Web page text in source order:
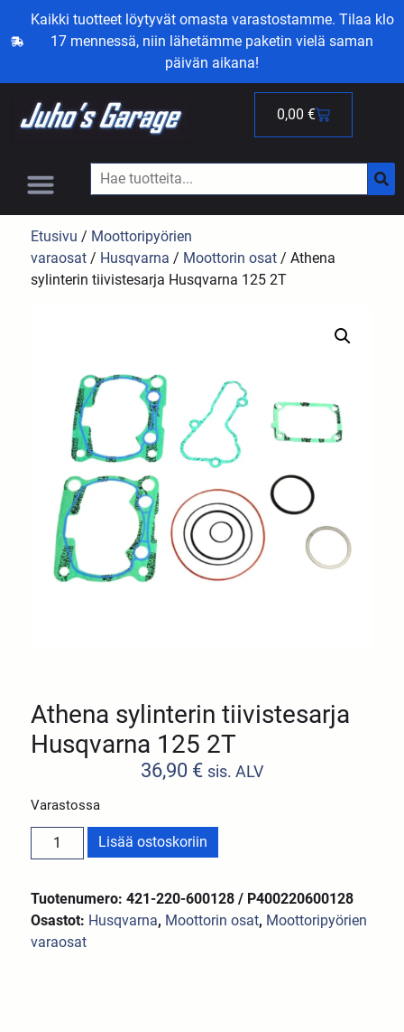
Kaikki tuotteet löytyvät omasta varastostamme. Tilaa klo
17 mennessä, niin lähetämme paketin vielä saman
päivän aikana!
0,00 €
Etusivu / Moottoripyörien
varaosat / Husqvarna / Moottorin osat / Athena
sylinterin tiivistesarja Husqvarna 125 2T
Athena sylinterin tiivistesarja
Husqvarna 125 2T
36,90 € sis. ALV
Varastossa
Lisää ostoskoriin
Tuotenumero: 421-220-600128 / P400220600128
Osastot: Husqvarna, Moottorin osat, Moottoripyörien
varaosat